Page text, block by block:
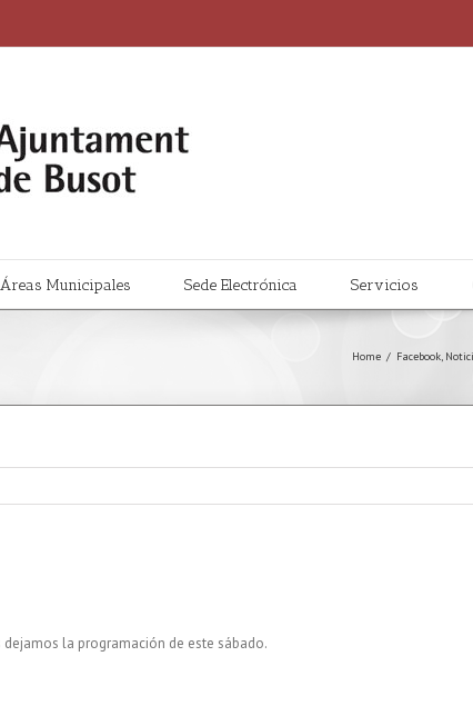
Áreas Municipales Sede Electrónica Servicios
Home / Facebook,
la programación de este sábado.